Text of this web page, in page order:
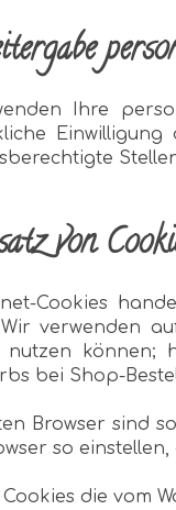
Ihre
von
Cookies
verwenden
nutzen
bei Shop-
Browser sind
so
Cookies die vom